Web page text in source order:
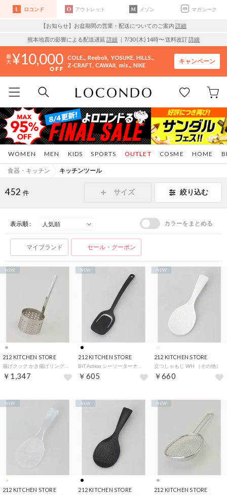
ロコンド アウトレット メゾン マガシーク
【お知らせ】お盆期間の営業・配送についてのご案内 詳細
熊本地震の影響による配送遅延 詳細 ｜7/30 (木) 14時〜 送料改訂詳細
10,000 COLE.. Reebok YOSUKE HILLS..
Z-CRAFT CAWAII mis.. NIKE
キャンペーン
WOMEN MEN KIDS SPORTS COSME HOME
OUTLET
食器・キッチン キッチンツール
452 件 サイズ 絞り込む
表示順 : カラーをまとめる
マイブランド セール・クーポン
212 KITCHEN STORE
￥1,347
NEW
212 KITCHEN STORE
￥605
NEW
212 KITCHEN STORE
立つしゃもじ WH （その他）
￥660
NEW
212 KITCHEN STORE
NEW
212 KITCHEN STORE
NEW
212 KITCHEN STORE
NEW